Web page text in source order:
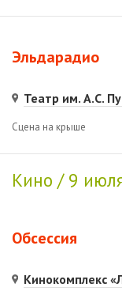
Эльдарадио
Театр им. А.С.
Сцена на крыше
Кино / 9
Обсессия
Кинокомплекс